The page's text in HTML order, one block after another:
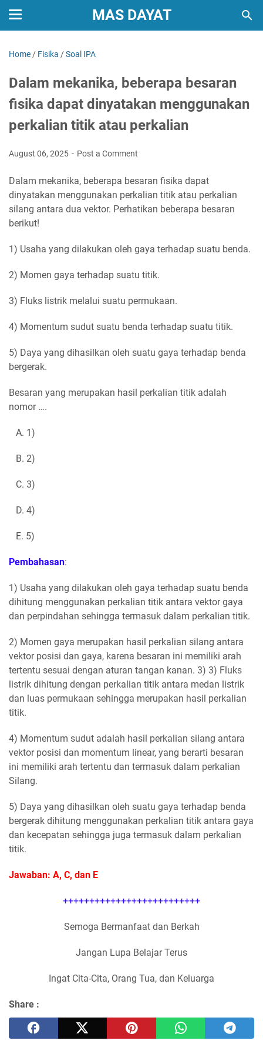
MAS DAYAT
Home / Fisika /Soal IPA
Dalam mekanika, beberapa besaran
fisika dapat dinyatakan menggunakan
perkalian titik atau perkalian
August 06, 2025 Post a Comment
Dalam mekanika, beberapa besaran fisika dapat
dinyatakan menggunakan perkalian titik atau perkalian
silang antara dua vektor. Perhatikan beberapa besaran
berikut!
1) Usaha yang dilakukan oleh gaya terhadap suatu benda.
2) Momen gaya terhadap suatu titik.
3) Fluks listrik melalui suatu permukaan.
4) Momentum sudut suatu benda terhadap suatu titik.
5) Daya yang dihasilkan oleh suatu gaya terhadap benda
bergerak.
Besaran yang merupakan hasil perkalian titik adalah
nomor ….
A. 1)
B. 2)
C. 3)
D. 4)
E. 5)
Pembahasan:
1) Usaha yang dilakukan oleh gaya terhadap suatu benda
dihitung menggunakan perkalian titik antara vektor gaya
dan perpindahan sehingga termasuk dalam perkalian titik.
2) Momen gaya merupakan hasil perkalian silang antara
vektor posisi dan gaya, karena besaran ini memiliki arah
tertentu sesuai dengan aturan tangan kanan. 3) 3) Fluks
listrik dihitung dengan perkalian titik antara medan listrik
dan luas permukaan sehingga merupakan hasil perkalian
titik.
4) Momentum sudut adalah hasil perkalian silang antara
vektor posisi dan momentum linear, yang berarti besaran
ini memiliki arah tertentu dan termasuk dalam perkalian
Silang.
5) Daya yang dihasilkan oleh suatu gaya terhadap benda
bergerak dihitung menggunakan perkalian titik antara gaya
dan kecepatan sehingga juga termasuk dalam perkalian
titik.
Jawaban: A, C, dan E
++++++++++++++++++++++++++
Semoga Bermanfaat dan Berkah
Jangan Lupa Belajar Terus
Ingat Cita-Cita, Orang Tua, dan Keluarga
Share :